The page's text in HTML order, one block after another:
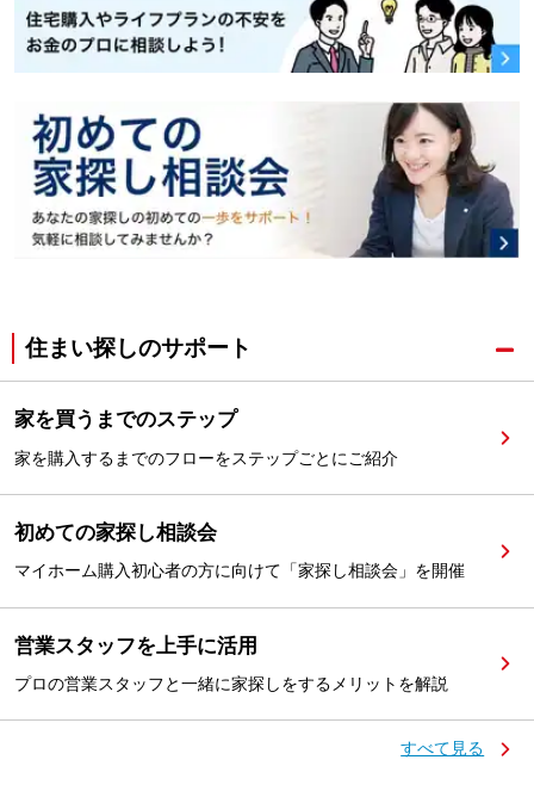
住まい探しのサポート
家を買うまでのステップ
家を購入するまでのフローをステップごとにご紹介
初めての家探し相談会
マイホーム購入初心者の方に向けて「家探し相談会」を開催
営業スタッフを上手に活用
プロの営業スタッフと一緒に家探しをするメリットを解説
すべて見る